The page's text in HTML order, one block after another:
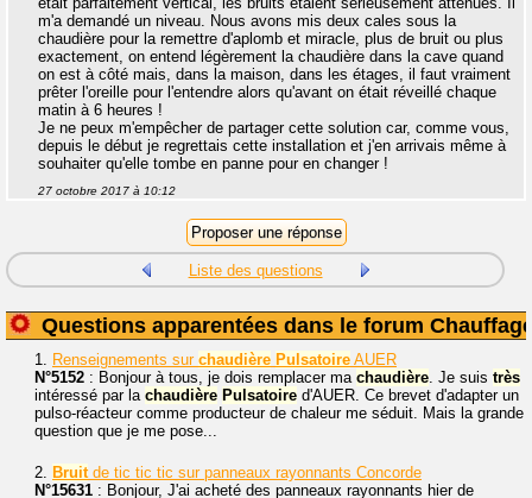
m'a demandé un niveau. Nous avons mis deux cales sous la
chaudière pour la remettre d'aplomb et miracle, plus de bruit ou plus
exactement, on entend légèrement la chaudière dans la cave quand
on est à côté mais, dans la maison, dans les étages, il faut vraiment
prêter l'oreille pour l'entendre alors qu'avant on était réveillé chaque
matin à 6 heures !
Je ne peux m'empêcher de partager cette solution car, comme vous,
depuis le début je regrettais cette installation et j'en arrivais même à
souhaiter qu'elle tombe en panne pour en changer !
27 octobre 2017 à 10:12
Liste des questions
Questions apparentées dans le forum
1. Renseignements sur chaudière Pulsatoire AUER
N°5152 : Bonjour à tous, je dois remplacer ma chaudière. Je suis très
intéressé par la chaudière Pulsatoire d'AUER. Ce brevet d'adapter un
pulso-réacteur comme producteur de chaleur me séduit. Mais la grande
question que je me pose...
2. Bruitde tic tic tic sur panneaux rayonnants Concorde
N°15631 : Bonjour, J'ai acheté des panneaux rayonnants hier de